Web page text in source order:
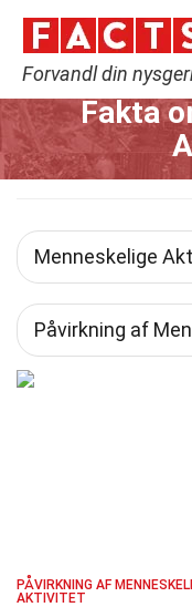
Forvandl dinHome
Fakta
Menneskelige
Påvirkning af
PÅVIRKNING AF
AKTIVITET